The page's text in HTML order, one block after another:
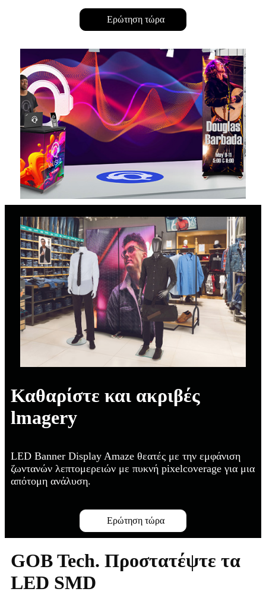
Ερώτηση τώρα
Καθαρίστε και ακριβές
lmagery
LED Banner Display Amaze θεατές με την εμφάνιση
ζωντανών λεπτομερειών με πυκνή pixelcoverage για μια
απότομη ανάλυση.
Ερώτηση τώρα
GOB Tech. Προστατέψτε τα
LED SMD